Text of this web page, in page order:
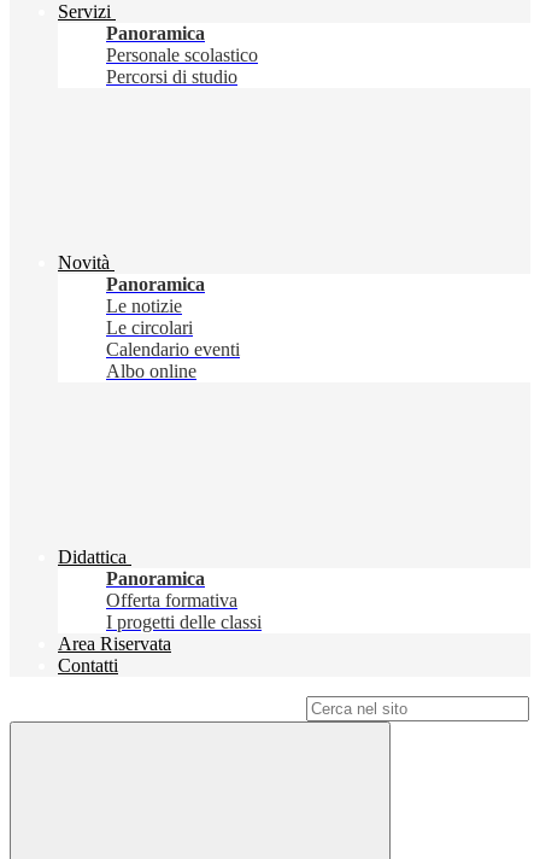
Servizi
Panoramica
Personale scolastico
Percorsi di studio
Novità
Panoramica
Le notizie
Le circolari
Calendario eventi
Albo online
Didattica
Panoramica
Offerta formativa
I progetti delle classi
Area Riservata
Contatti